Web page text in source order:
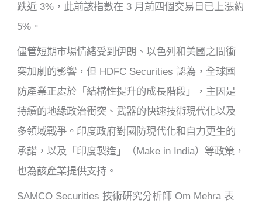
跌近 3%，此前該指數在 3 月前四個交易日已上漲約
5%。
儘管短期市場情緒受到伊朗、以色列和美國之間衝
突加劇的影響，但 HDFC Securities 認為，全球國
防產業正處於「結構性提升的成長階段」，主因是
持續的地緣政治衝突、武器的快速技術現代化以及
多領域戰爭。印度政府對國防現代化和自力更生的
承諾，以及「印度製造」（Make in India）等政策，
也為該產業提供支持。
SAMCO Securities 技術研究分析師 Om Mehra 表